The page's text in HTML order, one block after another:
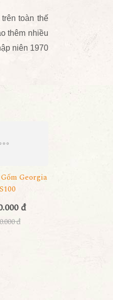
toàn thế
thêm nhiều
niên 1970
Georgia
đ
đ